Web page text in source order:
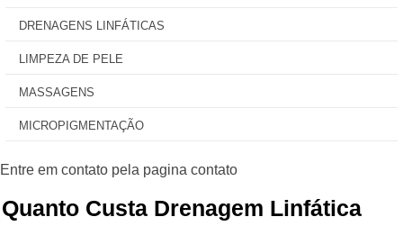
DRENAGENS LINFÁTICAS
LIMPEZA DE PELE
MASSAGENS
MICROPIGMENTAÇÃO
Quanto Custa Drenagem Linfática